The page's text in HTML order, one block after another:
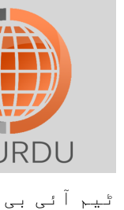
ٹیم آئی